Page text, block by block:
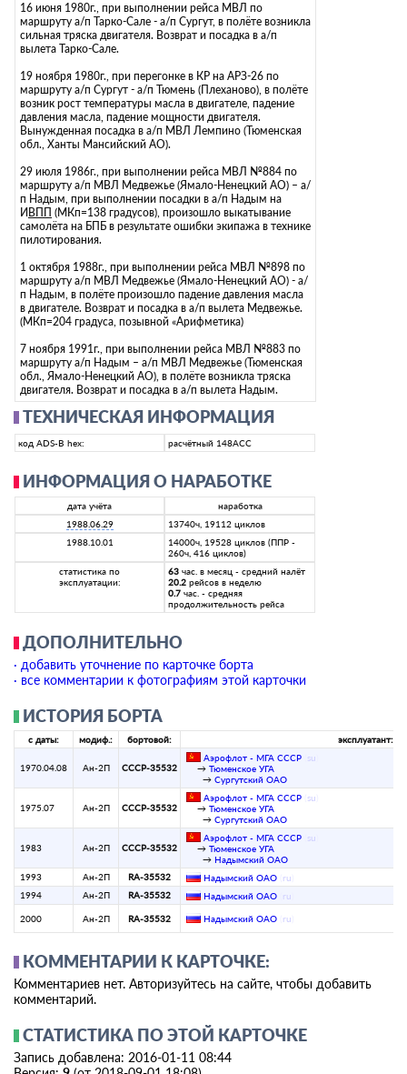
16 июня 1980г., при выполнении рейса МВЛ по
маршруту а/п Тарко-Сале - а/п Сургут, в полёте возникла
сильная тряска двигателя. Возврат и посадка в а/п
вылета Тарко-Сале.
19 ноября 1980г., при перегонке в КР на АРЗ-26 по
маршруту а/п Сургут - а/п Тюмень (Плеханово), в полёте
возник рост температуры масла в двигателе, падение
давления масла, падение мощности двигателя.
Вынужденная посадка в а/п МВЛ Лемпино (Тюменская
обл., Ханты Мансийский АО).
29 июля 1986г., при выполнении рейса МВЛ №884 по
маршруту а/п МВЛ Медвежье (Ямало-Ненецкий АО) – а/
п Надым, при выполнении посадки в а/п Надым на
И ВПП (МКп=138 градусов), произошло выкатывание
самолёта на БПБ в результате ошибки экипажа в технике
пилотирования.
1 октября 1988г., при выполнении рейса МВЛ №898 по
маршруту а/п МВЛ Медвежье (Ямало-Ненецкий АО) - а/
п Надым, в полёте произошло падение давления масла
в двигателе. Возврат и посадка в а/п вылета Медвежье.
(МКп=204 градуса, позывной «Арифметика)
7 ноября 1991г., при выполнении рейса МВЛ №883 по
маршруту а/п Надым – а/п МВЛ Медвежье (Тюменская
обл., Ямало-Ненецкий АО), в полёте возникла тряска
двигателя. Возврат и посадка в а/п вылета Надым.
ТЕХНИЧЕСКАЯ ИНФОРМАЦИЯ
код ADS-B hex: расчётный 148ACC
ИНФОРМАЦИЯ О НАРАБОТКЕ
дата учёта
наработка
1988.06.29
13740ч, 19112 циклов
1988.10.01
14000ч, 19528 циклов (ППР -
260ч, 416 циклов)
статистика по
эксплуатации:
63 час. в месяц - средний налёт
20.2 рейсов в неделю
0.7 час. - средняя
продолжительность рейса
ДОПОЛНИТЕЛЬНО
· добавить уточнение по карточке борта
· все комментарии к фотографиям этой карточки
ИСТОРИЯ БОРТА
с даты: модиф.: бортовой: эксплуатант:
1970.04.08 Ан-2П СССР-35532
Аэрофлот - МГА СССР su
→ Тюменское УГА
→ Сургутский ОАО
1975.07 Ан-2П СССР-35532
Аэрофлот - МГА СССР su
→ Тюменское УГА
→ Сургутский ОАО
1983 Ан-2П СССР-35532
Аэрофлот - МГА СССР su
→ Тюменское УГА
→ Надымский ОАО
1993
Ан-2П RA-35532 Надымский ОАО ru
1994
Ан-2П RA-35532 Надымский ОАО ru
2000 Ан-2П RA-35532 Надымский ОАО ru
КОММЕНТАРИИ К КАРТОЧКЕ:
Комментариев нет. Авторизуйтесь на сайте, чтобы добавить
комментарий.
СТАТИСТИКА ПО ЭТОЙ КАРТОЧКЕ
Запись добавлена: 2016-01-11 08:44